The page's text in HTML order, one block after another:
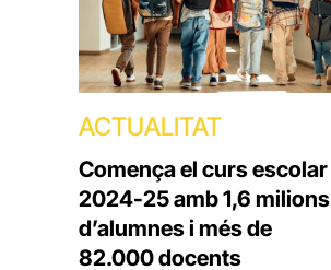
ACTUALITAT
Comença el curs escolar
2024-25 amb 1,6 milions
d’alumnes i més de
82.000 docents